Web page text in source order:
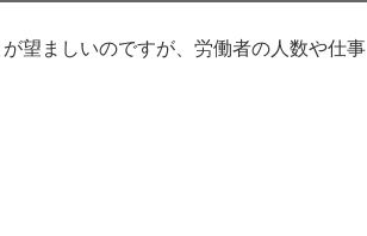
望ましいのですが、労働者の人数や仕事